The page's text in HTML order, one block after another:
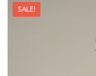
SALE!